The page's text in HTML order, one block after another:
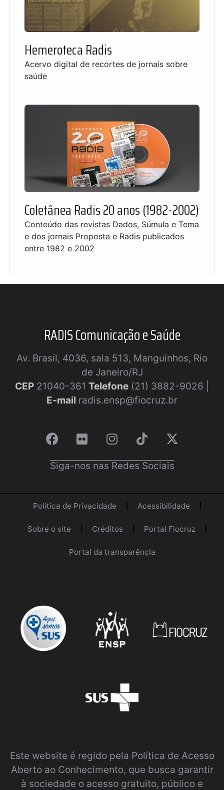
Hemeroteca Radis
Acervo digital de recortes de jornais sobre
saúde
Coletânea Radis 20 anos (1982-2002)
Conteúdo das revistas Dados, Súmula e Tema
e dos jornais Proposta e Radis publicados
entre 1982 e 2002
RADIS Comunicação e Saúde
Av. Brasil, 4036, sala 513, Manguinhos, Rio
de Janeiro/RJ
CEP 21040-361 Telefone (21) 3882-9026 |
E-mail radis.ensp@fiocruz.br
Siga-nos nas Redes Sociais
Política de Privacidade Acessibilidade
Sobre o site Créditos Portal Fiocruz
Portal da transparência
Este website é regido pela Política de Acesso
Aberto ao Conhecimento, que busca garantir
à sociedade o acesso gratuito, público e